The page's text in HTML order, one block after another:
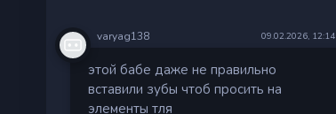
varyag138 09.02.2026, 12:14
этой бабе даже не правильно
вставили зубы чтоб просить на
элементы тля